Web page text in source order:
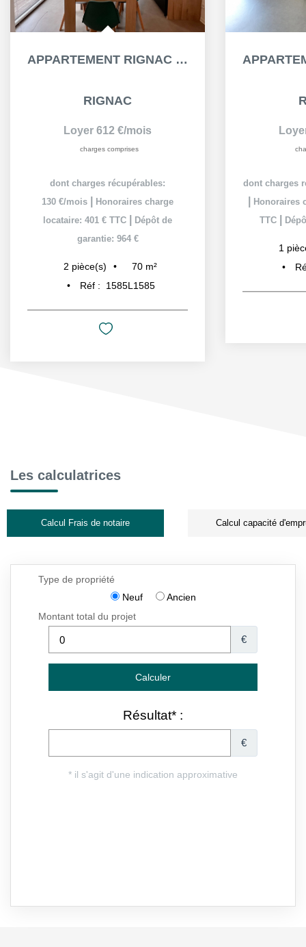
APPARTEMENT RIGNAC 1 PIÈCE(S) MEUBLÉ DE 26.41 M²
RIGNAC
Loyer 325 €/mois
charges comprises
dont charges récupérables: 61 €/mois
Honoraires charge locataire: 203 €
TTC|Dépôt de garantie: 528 €
Réf :
1524L1524
dont charges
Honoraires
TTC
1
Les calculatrices
Calcul Frais de notaire Calcul capacité